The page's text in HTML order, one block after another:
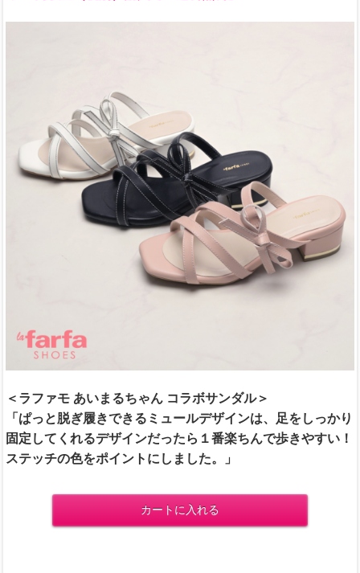
＜ラファモ あいまるちゃん コラボサンダル＞
「ぱっと脱ぎ履きできるミュールデザインは、足をしっかり
固定してくれるデザインだったら１番楽ちんで歩きやすい！
ステッチの色をポイントにしました。」
カートに入れる